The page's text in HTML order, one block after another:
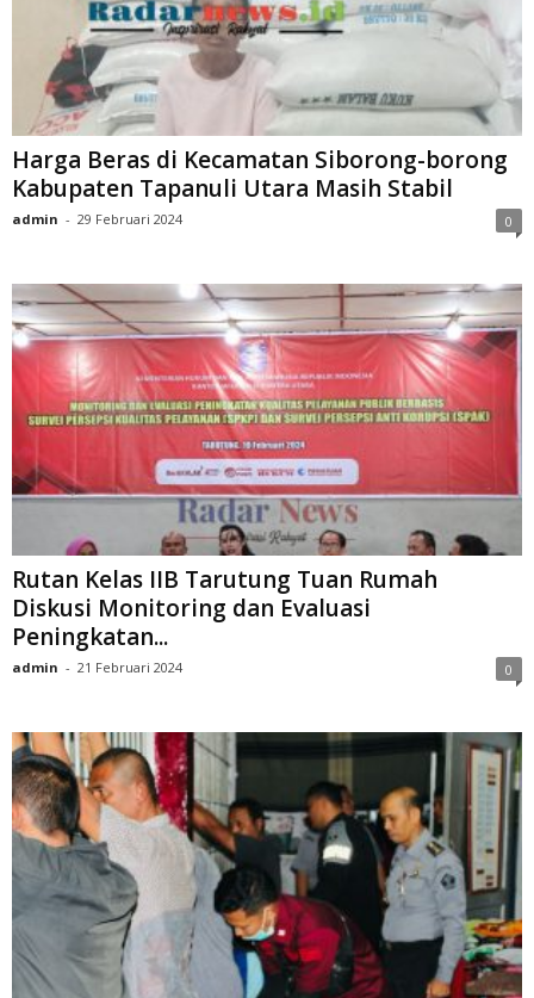
Harga Beras di Kecamatan Siborong-borong
Kabupaten Tapanuli Utara Masih Stabil
admin - 29 Februari 2024 0
Rutan Kelas IIB Tarutung Tuan Rumah
Diskusi Monitoring dan Evaluasi
Peningkatan...
admin - 21 Februari 2024 0